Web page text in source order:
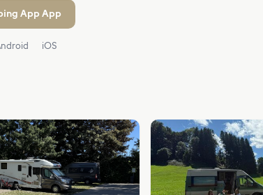
App App
iOS